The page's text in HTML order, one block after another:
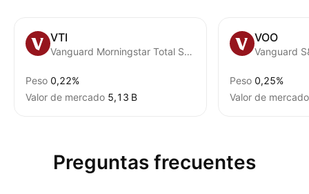
VTI
Vanguard Morningstar Total Stock Market ETF
Peso 0,22%
Valor de mercado ‪5,13 B‬
VOO
Vanguard
Peso 0,25%
Valor de mercado
Preguntas frecuentes